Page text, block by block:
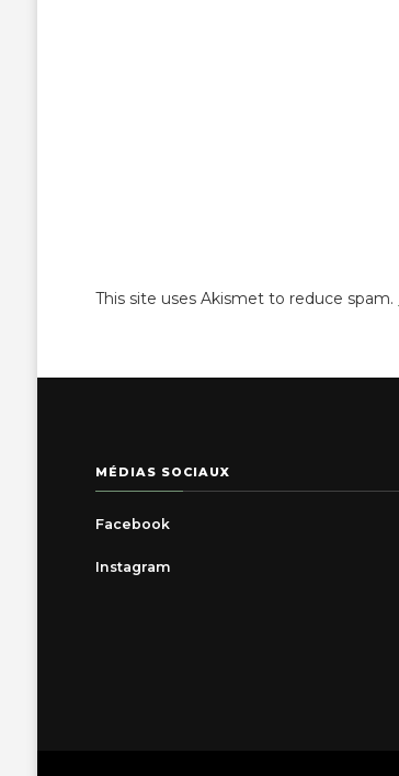
This site uses Akismet to reduce spam.
MÉDIAS SOCIAUX
Facebook
Instagram